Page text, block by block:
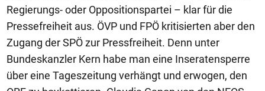
Regierungs- oder Oppositionspartei – klar für die
Pressefreiheit aus. ÖVP und FPÖ kritisierten aber den
Zugang der SPÖ zur Pressfreiheit. Denn unter
Bundeskanzler Kern habe man eine Inseratensperre
über eine Tageszeitung verhängt und erwogen, den